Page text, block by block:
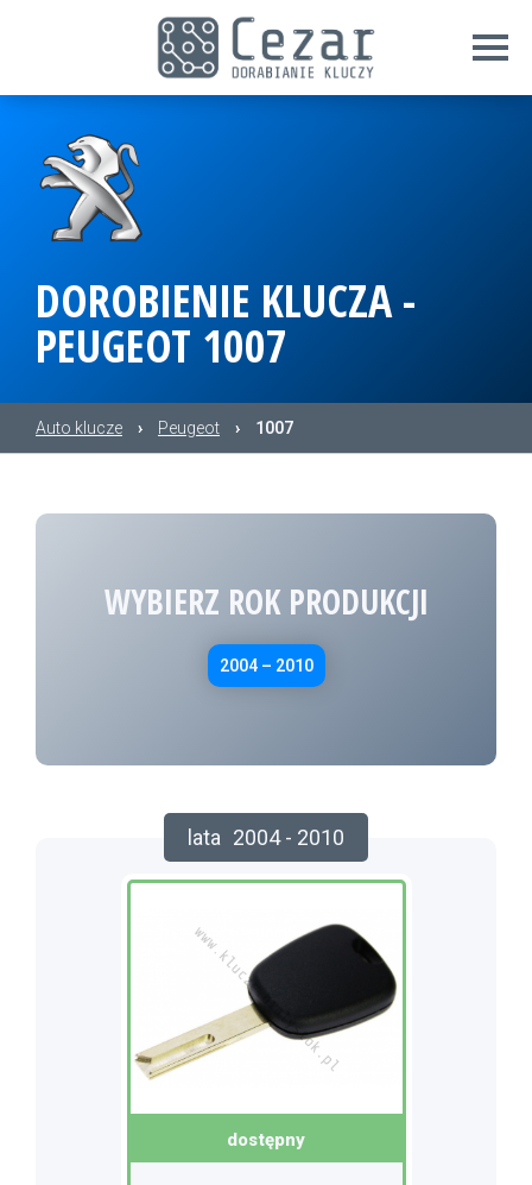
DOROBIENIE KLUCZA -
PEUGEOT 1007
Auto klucze › Peugeot › 1007
WYBIERZ ROK PRODUKCJI
2004 – 2010
lata 2004 - 2010
dostępny